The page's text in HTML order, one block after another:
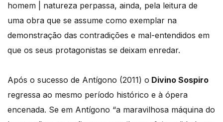
homem | natureza perpassa, ainda, pela leitura de
uma obra que se assume como exemplar na
demonstração das contradições e mal-entendidos em
que os seus protagonistas se deixam enredar.
Após o sucesso de Antígono (2011) o Divino Sospiro
regressa ao mesmo período histórico e à ópera
encenada. Se em Antígono “a maravilhosa máquina do